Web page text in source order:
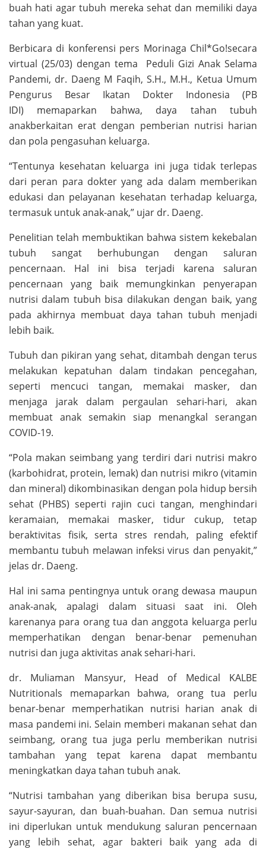
buah hati agar tubuh mereka sehat dan memiliki daya
tahan yang kuat.
Berbicara di konferensi pers Morinaga Chil*Go!secara
virtual (25/03) dengan tema Peduli Gizi Anak Selama
Pandemi, dr. Daeng M Faqih, S.H., M.H., Ketua Umum
Pengurus Besar Ikatan Dokter Indonesia (PB
IDI) memaparkan bahwa, daya tahan tubuh
anakberkaitan erat dengan pemberian nutrisi harian
dan pola pengasuhan keluarga.
“Tentunya kesehatan keluarga ini juga tidak terlepas
dari peran para dokter yang ada dalam memberikan
edukasi dan pelayanan kesehatan terhadap keluarga,
termasuk untuk anak-anak,” ujar dr. Daeng.
Penelitian telah membuktikan bahwa sistem kekebalan
tubuh sangat berhubungan dengan saluran
pencernaan. Hal ini bisa terjadi karena saluran
pencernaan yang baik memungkinkan penyerapan
nutrisi dalam tubuh bisa dilakukan dengan baik, yang
pada akhirnya membuat daya tahan tubuh menjadi
lebih baik.
Tubuh dan pikiran yang sehat, ditambah dengan terus
melakukan kepatuhan dalam tindakan pencegahan,
seperti mencuci tangan, memakai masker, dan
menjaga jarak dalam pergaulan sehari-hari, akan
membuat anak semakin siap menangkal serangan
COVID-19.
“Pola makan seimbang yang terdiri dari nutrisi makro
(karbohidrat, protein, lemak) dan nutrisi mikro (vitamin
dan mineral) dikombinasikan dengan pola hidup bersih
sehat (PHBS) seperti rajin cuci tangan, menghindari
keramaian, memakai masker, tidur cukup, tetap
beraktivitas fisik, serta stres rendah, paling efektif
membantu tubuh melawan infeksi virus dan penyakit,”
jelas dr. Daeng.
Hal ini sama pentingnya untuk orang dewasa maupun
anak-anak, apalagi dalam situasi saat ini. Oleh
karenanya para orang tua dan anggota keluarga perlu
memperhatikan dengan benar-benar pemenuhan
nutrisi dan juga aktivitas anak sehari-hari.
dr. Muliaman Mansyur, Head of Medical KALBE
Nutritionals memaparkan bahwa, orang tua perlu
benar-benar memperhatikan nutrisi harian anak di
masa pandemi ini. Selain memberi makanan sehat dan
seimbang, orang tua juga perlu memberikan nutrisi
tambahan yang tepat karena dapat membantu
meningkatkan daya tahan tubuh anak.
“Nutrisi tambahan yang diberikan bisa berupa susu,
sayur-sayuran, dan buah-buahan. Dan semua nutrisi
ini diperlukan untuk mendukung saluran pencernaan
yang lebih sehat, agar bakteri baik yang ada di